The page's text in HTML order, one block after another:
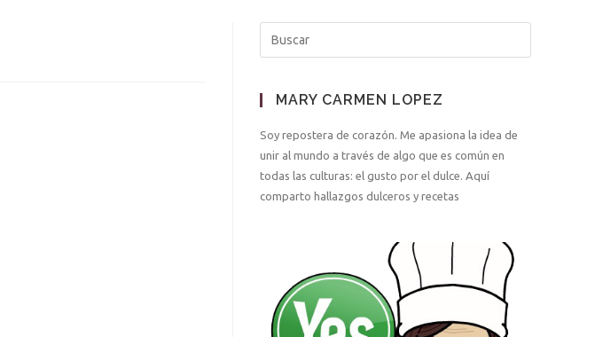
MARY CARMEN LOPEZ
Soy repostera de corazón. Me apasiona la idea de
unir al mundo a través de algo que es común en
todas las culturas: el gusto por el dulce. Aquí
comparto hallazgos dulceros y recetas